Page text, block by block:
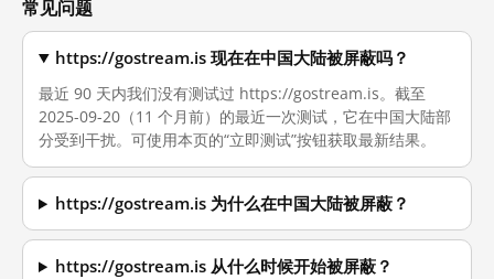
常见问题
https://gostream.is 现在在中国大陆被屏蔽吗？
最近 90 天内我们没有测试过 https://gostream.is。截至
2025-09-20（11 个月前）的最近一次测试，它在中国大陆部
分受到干扰。可使用本页的“立即测试”按钮获取最新结果。
https://gostream.is 为什么在中国大陆被屏蔽？
https://gostream.is 从什么时候开始被屏蔽？